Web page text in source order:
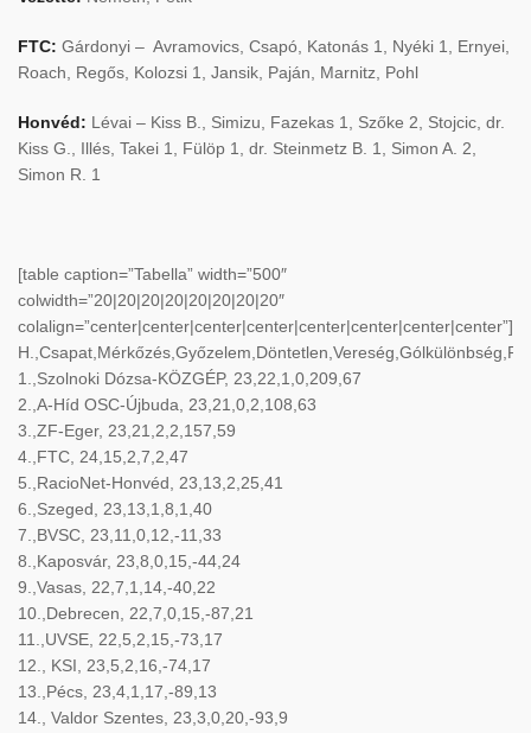
FTC: Gárdonyi – Avramovics, Csapó, Katonás 1, Nyéki 1, Ernyei,
Roach, Regős, Kolozsi 1, Jansik, Paján, Marnitz, Pohl
Honvéd: Lévai – Kiss B., Simizu, Fazekas 1, Szőke 2, Stojcic, dr.
Kiss G., Illés, Takei 1, Fülöp 1, dr. Steinmetz B. 1, Simon A. 2,
Simon R. 1
[table caption=”Tabella” width=”500″
colwidth=”20|20|20|20|20|20|20|20″
colalign=”center|center|center|center|center|center|center|center”]
1.,Szolnoki Dózsa-KÖZGÉP, 23,22,1,0,209,67
2.,A-Híd OSC-Újbuda, 23,21,0,2,108,63
3.,ZF-Eger, 23,21,2,2,157,59
4.,FTC, 24,15,2,7,2,47
5.,RacioNet-Honvéd, 23,13,2,25,41
6.,Szeged, 23,13,1,8,1,40
7.,BVSC, 23,11,0,12,-11,33
8.,Kaposvár, 23,8,0,15,-44,24
9.,Vasas, 22,7,1,14,-40,22
10.,Debrecen, 22,7,0,15,-87,21
11.,UVSE, 22,5,2,15,-73,17
12., KSI, 23,5,2,16,-74,17
13.,Pécs, 23,4,1,17,-89,13
14., Valdor Szentes, 23,3,0,20,-93,9